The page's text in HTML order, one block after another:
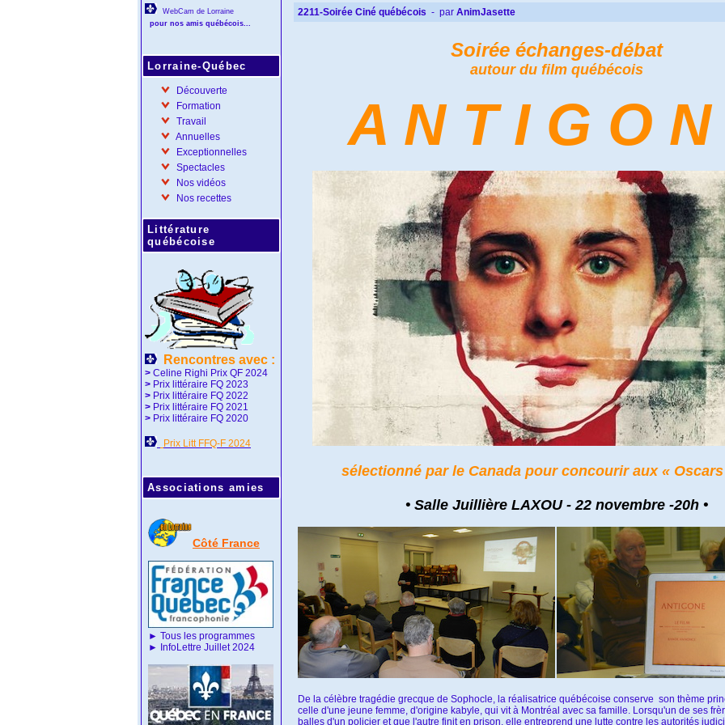
WebCam de Lorraine
pour nos amis québécois...
Lorraine-Québec
Découverte
Formation
Travail
Annuelles
Exceptionnelles
Spectacles
Nos vidéos
Nos recettes
Littérature
québécoise
Rencontres avec :
> Celine Righi Prix QF 2024
> Prix littéraire FQ 2023
> Prix littéraire FQ 2022
> Prix littéraire FQ 2021
> Prix littéraire FQ 2020
Prix Litt FFQ-F 2024
Associations amies
Côté France
► Tous les programmes
► InfoLettre Juillet 2024
2211-Soirée Ciné québécois - par AnimJasette
Soirée échanges-débat
autour du film québécois
A N T I G O N
sélectionné par le Canada pour concourir aux « Oscars
• Salle Juillière LAXOU - 22 novembre -20h •
De la célèbre tragédie grecque de Sophocle, la réalisatrice québécoise conserve son thème
celle d'une jeune femme, d'origine kabyle, qui vit à Montréal avec sa famille. Lorsqu'un de ses
balles d'un policier et que l'autre finit en prison, elle entreprend une lutte contre les autorités